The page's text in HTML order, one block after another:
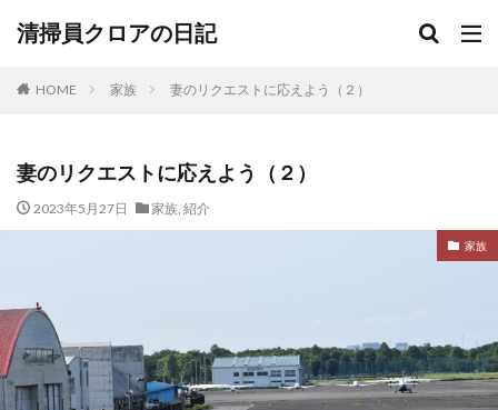
清掃員クロアの日記
HOME 家族 妻のリクエストに応えよう（２）
妻のリクエストに応えよう（２）
2023年5月27日 家族, 紹介
家族